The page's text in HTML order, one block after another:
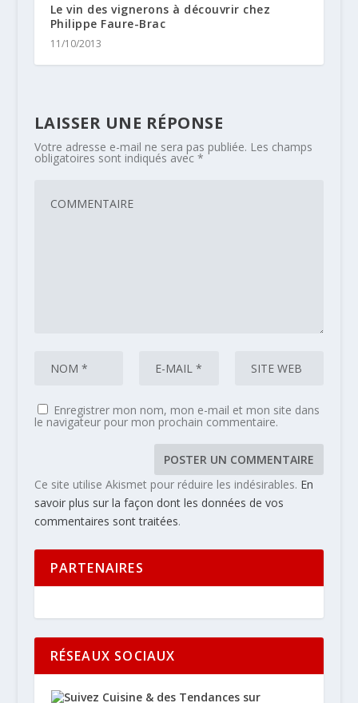
Le vin des vignerons à découvrir chez
Philippe Faure-Brac
11/10/2013
LAISSER UNE RÉPONSE
Votre adresse e-mail ne sera pas publiée. Les champs
obligatoires sont indiqués avec *
Enregistrer mon nom, mon e-mail et mon site dans
le navigateur pour mon prochain commentaire.
Ce site utilise Akismet pour réduire les indésirables. En
savoir plus sur la façon dont les données de vos
commentaires sont traitées.
PARTENAIRES
RÉSEAUX SOCIAUX